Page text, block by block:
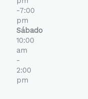
-7:00
pm
Sábado
10:00
am
-
2:00
pm